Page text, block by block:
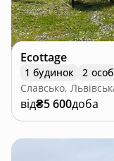
Ecottage
1 будинок
2
Славсько,
від₴5 600доба